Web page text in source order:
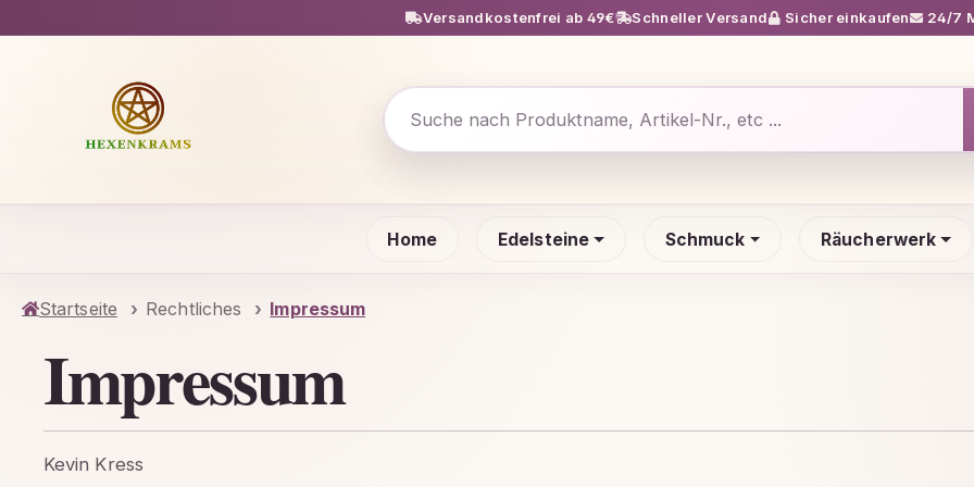
Versandkostenfrei ab 49€ Schneller Versand Sicher einkaufen 24/7
Home Edelsteine Schmuck Räucherwerk
Startseite Rechtliches Impressum
Impressum
Kevin Kress